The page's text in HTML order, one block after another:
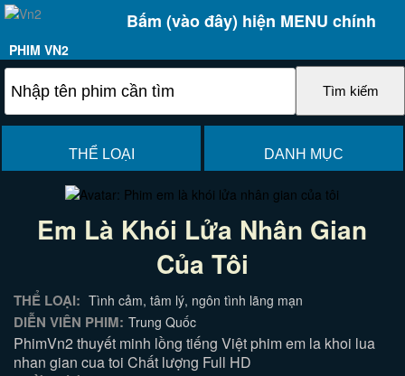
Bấm (vào đây) hiện MENU chính
PHIM VN2
THỂ LOẠI DANH MỤC
Em Là Khói Lửa Nhân Gian
Của Tôi
THỂ LOẠI: Tình cảm, tâm lý, ngôn tình lãng mạn
DIỄN VIÊN PHIM: Trung Quốc
PhimVn2 thuyết minh lồng tiếng Việt phim em la khoi lua
nhan gian cua toi Chất lượng Full HD